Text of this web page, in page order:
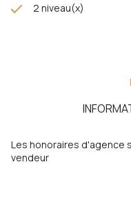
2 niveau(x)
Les honoraires d'agence
vendeur